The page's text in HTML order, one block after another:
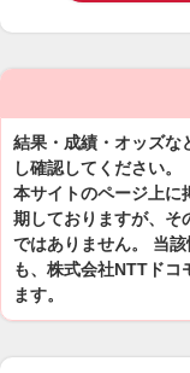
結果・成績・オッズな
し確認してください。
本サイトのページ上に
期しておりますが、そ
ではありません。 当
も、株式会社NTTドコ
ます。